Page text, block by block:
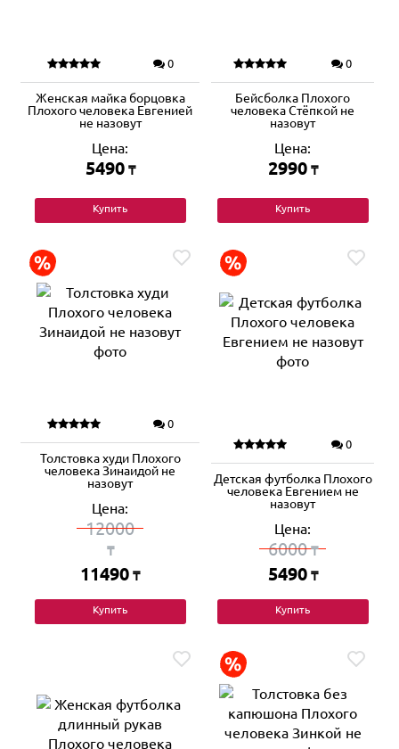
0
Женская майка борцовка
Плохого человека Евгенией
не назовут
Цена:
5490 ₸
Купить
0
Бейсболка Плохого
человека Стёпкой не
назовут
Цена:
2990 ₸
Купить
0
Толстовка худи Плохого
человека Зинаидой не
назовут
Цена:
12000
₸
11490 ₸
Купить
0
Детская футболка Плохого
человека Евгением не
назовут
Цена:
6000₸
5490 ₸
Купить